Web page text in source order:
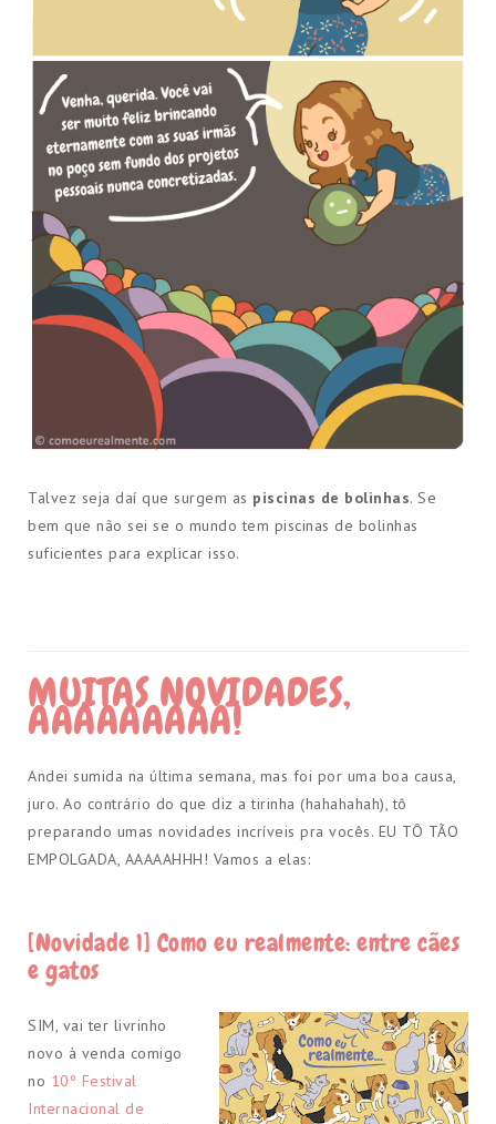
Talvez seja daí que surgem as piscinas de bolinhas. Se
bem que não sei se o mundo tem piscinas de bolinhas
suficientes para explicar isso.
MUITAS NOVIDADES,
AAAAAAAAA!
Andei sumida na última semana, mas foi por uma boa causa,
juro. Ao contrário do que diz a tirinha (hahahahah), tô
preparando umas novidades incríveis pra vocês. EU TÔ TÃO
EMPOLGADA, AAAAAHHH! Vamos a elas:
[Novidade 1] Como eu realmente: entre cães
e gatos
SIM, vai ter livrinho
novo à venda comigo
no 10º Festival
Internacional de